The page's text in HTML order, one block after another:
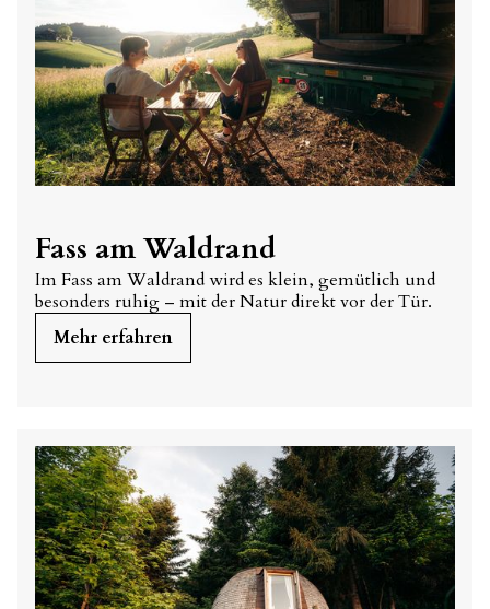
Fass am Waldrand
Im Fass am Waldrand wird es klein, gemütlich und
besonders ruhig – mit der Natur direkt vor der Tür.
Mehr erfahren